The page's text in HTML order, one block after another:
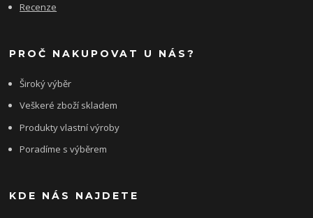
Recenze
PROČ NAKUPOVAT U NÁS?
Široký výběr
Veškeré zboží skladem
Produkty vlastní výroby
Poradíme s výběrem
KDE NÁS NAJDETE